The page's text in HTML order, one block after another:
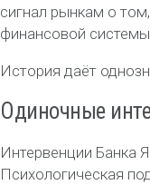
сигнал рынкам о
финансовой системы.
История даёт
Одиночные
Интервенции Банка
Психологическая